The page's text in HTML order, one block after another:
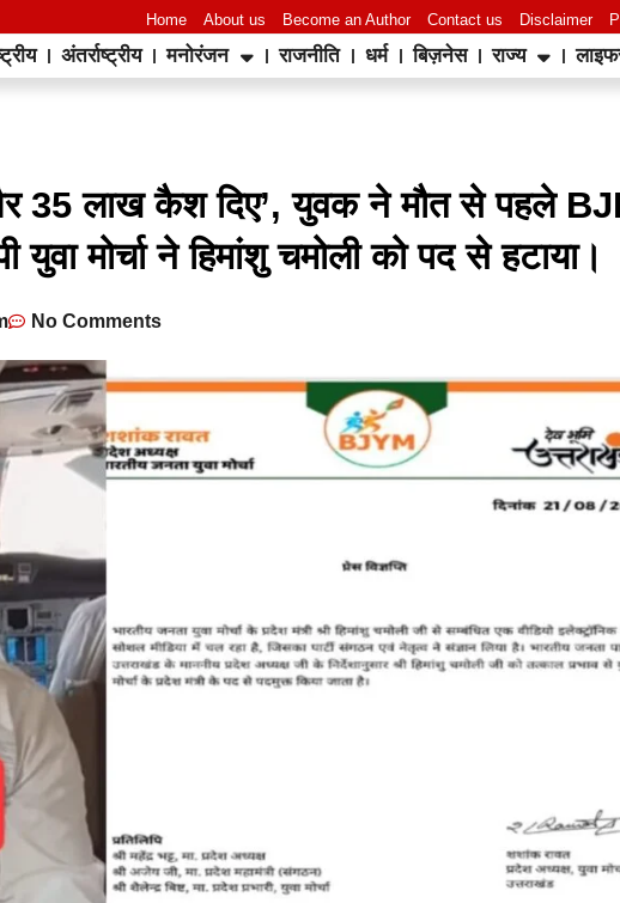
Home About us Become an Author Contact us Disclaimer
अंतर्राष्ट्रीय मनोरंजन राजनीति धर्म बिज़नेस राज्य
35 लाख कैश दिए’, युवक ने मौत से पहले
युवा मोर्चा ने हिमांशु चमोली को पद से हटाया।
No Comments